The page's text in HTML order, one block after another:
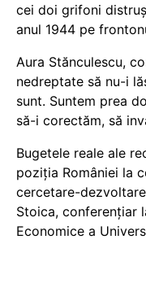
cei doi grifoni
anul 1944 pe
Aura Stănculescu,
nedreptate să nu-i
sunt. Suntem prea
să-i corectăm, să
Bugetele reale ale
poziția României la
cercetare-
Stoica, conferențiar
Economice a